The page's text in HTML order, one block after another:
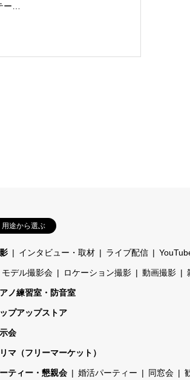
ー…
用途から選ぶ
インタビュー・取材 ライブ配信
モデル撮影会 ロケーション撮影 動画撮影
ノ練習室・防音室
プアップストア
会
マ（フリーマーケット）
ティー・懇親会 婚活パーティー 同窓会